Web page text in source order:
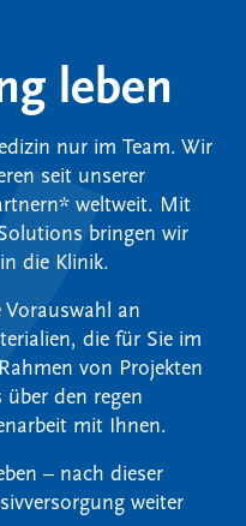
leben
nur im Team. Wir
seit unserer
weltweit. Mit
bringen wir
die Klinik.
an
die für Sie im
von Projekten
den regen
mit Ihnen.
– nach dieser
weiter